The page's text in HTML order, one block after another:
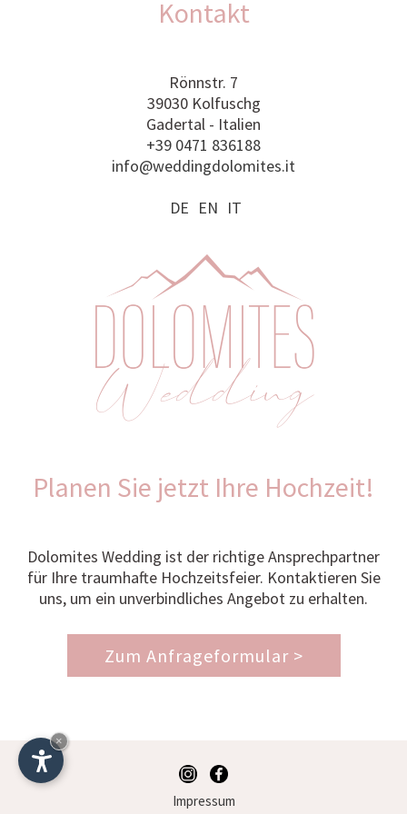
Kontakt
Rönnstr. 7
39030 Kolfuschg
Gadertal - Italien
+39 0471 836188
info@weddingdolomites.it
DE EN IT
Planen Sie jetzt Ihre Hochzeit!
Dolomites Wedding ist der richtige Ansprechpartner
für Ihre traumhafte Hochzeitsfeier. Kontaktieren Sie
uns, um ein unverbindliches Angebot zu erhalten.
Zum Anfrageformular >
Impressum
×